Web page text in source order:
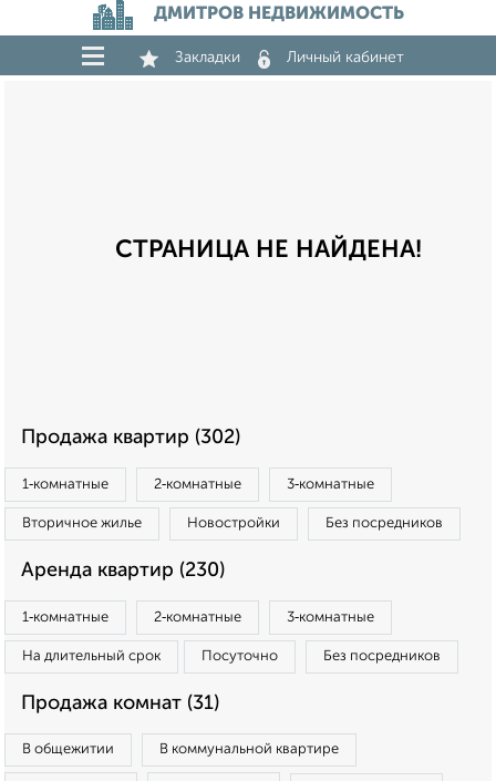
ДМИТРОВ НЕДВИЖИМОСТЬ
Закладки Личный кабинет
СТРАНИЦА НЕ НАЙДЕНА!
Продажа квартир (302)
1‑комнатные 2‑комнатные 3‑комнатные
Вторичное жилье Новостройки Без посредников
Аренда квартир (230)
1‑комнатные 2‑комнатные 3‑комнатные
На длительный срок Посуточно Без посредников
Продажа комнат (31)
В общежитии В коммунальной квартире